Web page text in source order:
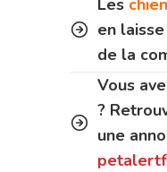
en
de la
Vous
?
une